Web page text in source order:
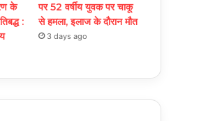
के
:
पर 52 वर्षीय युवक पर चाकू
से हमला, इलाज के दौरान मौत
3 days ago